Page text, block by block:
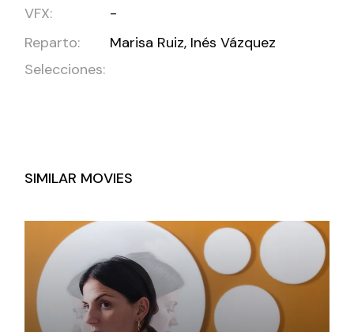
VFX:
-
Reparto:
Marisa Ruiz, Inés Vázquez
Selecciones:
SIMILAR MOVIES